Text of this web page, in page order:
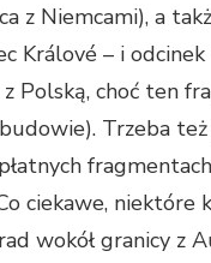
z Niemcami), a
Králové – i
Polską, choć ten
Trzeba
ciekawe, niektóre
wokół granicy z